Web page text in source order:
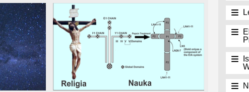
stała się
płynące
i tak powstały
odwrotnie. Podstawowym argumentem przekonania
odbiorców do własnych wizji, poglądów, teorii czy
koncepcji, coraz częściej staje się wspieranie
wygłaszanych opinii własnym tytułem naukowym,
poza którym często taki autorytet nie ma nic do
powiedzenia.